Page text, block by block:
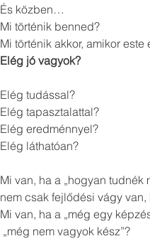
És közben…
Mi történik benned?
Mi történik akkor, amikor
Elég jó vagyok?
Elég tudással?
Elég tapasztalattal?
Elég eredménnyel?
Elég láthatóan?
Mi van, ha a „hogyan tudnék
nem csak fejlődési vágy van,
Mi van, ha a „még egy
„még nem vagyok kész”?